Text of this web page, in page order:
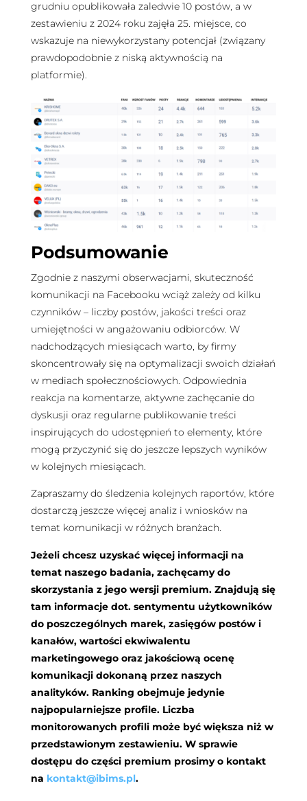
grudniu opublikowała zaledwie 10 postów, a w
zestawieniu z 2024 roku zajęła 25. miejsce, co
wskazuje na niewykorzystany potencjał (związany
prawdopodobnie z niską aktywnością na
platformie).
Podsumowanie
Zgodnie z naszymi obserwacjami, skuteczność
komunikacji na Facebooku wciąż zależy od kilku
czynników – liczby postów, jakości treści oraz
umiejętności w angażowaniu odbiorców. W
nadchodzących miesiącach warto, by firmy
skoncentrowały się na optymalizacji swoich działań
w mediach społecznościowych. Odpowiednia
reakcja na komentarze, aktywne zachęcanie do
dyskusji oraz regularne publikowanie treści
inspirujących do udostępnień to elementy, które
mogą przyczynić się do jeszcze lepszych wyników
w kolejnych miesiącach.
Zapraszamy do śledzenia kolejnych raportów, które
dostarczą jeszcze więcej analiz i wniosków na
temat komunikacji w różnych branżach.
Jeżeli chcesz uzyskać więcej informacji na
temat naszego badania, zachęcamy do
skorzystania z jego wersji premium. Znajdują się
tam informacje dot. sentymentu użytkowników
do poszczególnych marek, zasięgów postów i
kanałów, wartości ekwiwalentu
marketingowego oraz jakościową ocenę
komunikacji dokonaną przez naszych
analityków. Ranking obejmuje jedynie
najpopularniejsze profile. Liczba
monitorowanych profili może być większa niż w
przedstawionym zestawieniu. W sprawie
dostępu do części premium prosimy o kontakt
na kontakt@ibims.pl.